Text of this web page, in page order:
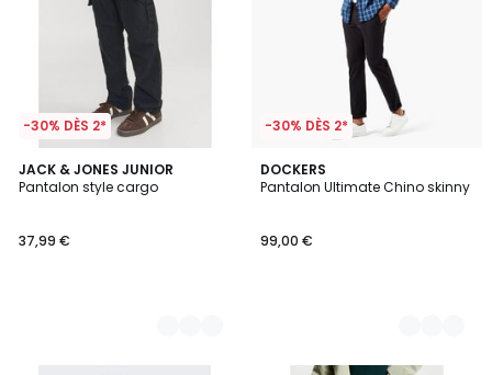
-30% DÈS 2*
JACK & JONES JUNIOR
Pantalon style cargo
37,99 €
2
Couleurs
-30% DÈS 2*
DOCKERS
Pantalon Ultimate Chino skinny
99,00 €
4
Couleurs